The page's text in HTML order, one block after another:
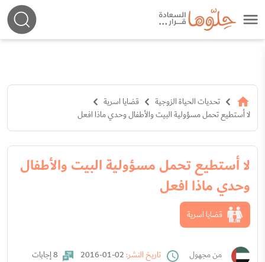
تحديات الحياة الزوجية
قضايا اسرية
لا أستطيع تحمل مسؤولية البيت والأطفال وحدي ماذا افعل
لا أستطيع تحمل مسؤولية البيت والأطفال
وحدي ماذا افعل
قضايا اسرية
من مجهول تاريخ النشر: 8 إجابات